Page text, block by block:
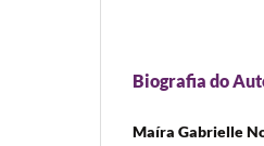
Biografia do
Maíra Gabrielle